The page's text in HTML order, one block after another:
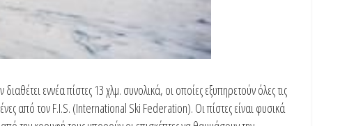
εννέα πίστες 13 χλμ. συνολικά, οι οποίες εξυπηρετούν όλες τις
από τον F.I.S. (International Ski Federation). Οι πίστες είναι φυσικά